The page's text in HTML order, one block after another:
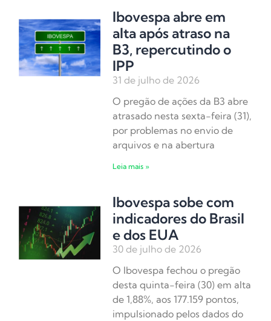
Ibovespa abre em
alta após atraso na
B3, repercutindo o
IPP
31 de julho de 2026
O pregão de ações da B3 abre
atrasado nesta sexta-feira (31),
por problemas no envio de
arquivos e na abertura
Leia mais »
Ibovespa sobe com
indicadores do Brasil
e dos EUA
30 de julho de 2026
O Ibovespa fechou o pregão
desta quinta-feira (30) em alta
de 1,88%, aos 177.159 pontos,
impulsionado pelos dados do